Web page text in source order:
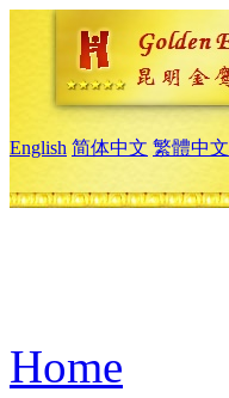
English 简体中文 繁體中文
Home